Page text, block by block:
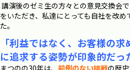
講演後のゼミ生の方々との意見交換会
をいただき、私達にとっても自社を改
た。
「利益ではなく、お客様の
に追求する姿勢が印象的だっ